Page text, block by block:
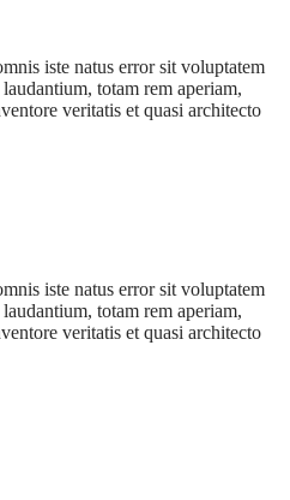
iste natus error sit voluptatem
totam rem aperiam,
veritatis et quasi architecto
iste natus error sit voluptatem
totam rem aperiam,
veritatis et quasi architecto